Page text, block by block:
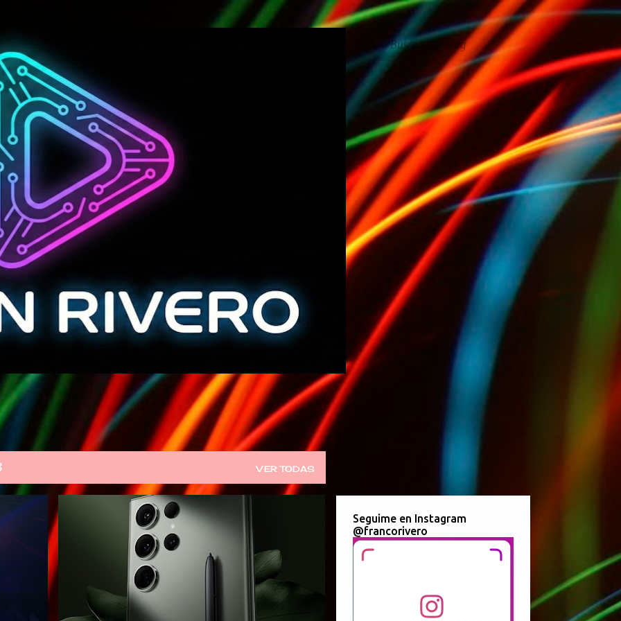
Ir al contenido principal
VER TODAS
GACETILLA DE PRENSA GALAXY
Seguime en Instagram
@francorivero